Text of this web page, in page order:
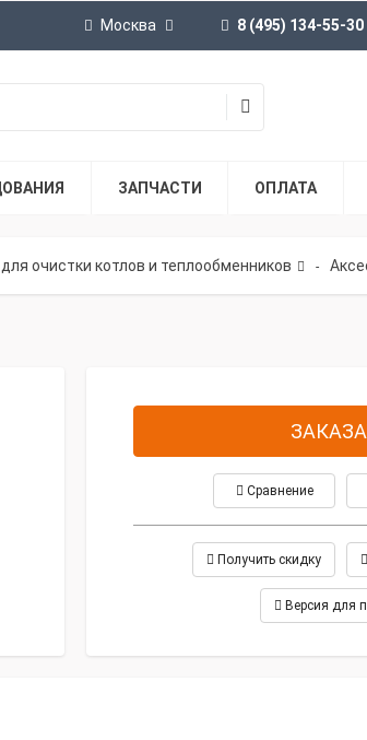
Москва 8 (495) 134-55-30
ЗАПЧАСТИ ОПЛАТА
очистки котлов и теплообменников -
Сравнение
Получить скидку
Версия для